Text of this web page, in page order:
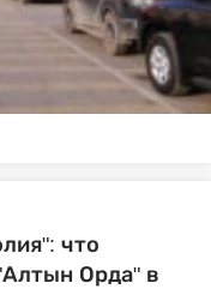
что
Орда" в